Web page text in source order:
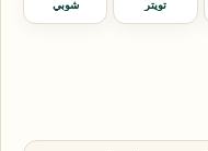
تويتر شوبي